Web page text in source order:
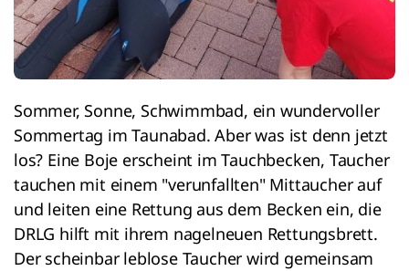
Sommer, Sonne, Schwimmbad, ein wundervoller
Sommertag im Taunabad. Aber was ist denn jetzt
los? Eine Boje erscheint im Tauchbecken, Taucher
tauchen mit einem "verunfallten" Mittaucher auf
und leiten eine Rettung aus dem Becken ein, die
DRLG hilft mit ihrem nagelneuen Rettungsbrett.
Der scheinbar leblose Taucher wird gemeinsam